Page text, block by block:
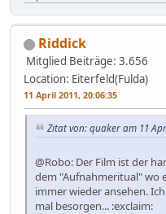
Riddick
Mitglied Beiträge: 3.656
Location: Eiterfeld(Fulda)
11 April 2011, 20:06:35
Zitat von: quaker am 11
@Robo: Der Film ist der
dem "Aufnahmeritual" wo
immer wieder ansehen.
mal besorgen... :exclaim: